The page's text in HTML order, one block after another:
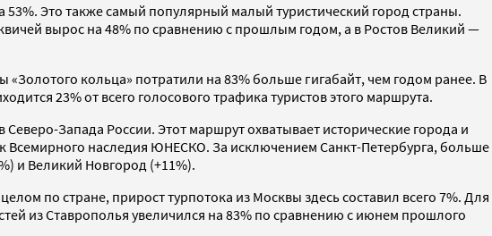
Это также самый популярный малый туристический город страны.
вырос на 48% по сравнению с прошлым годом, а в Ростов Великий —
кольца» потратили на 83% больше гигабайт, чем годом ранее. В
23% от всего голосового трафика туристов этого маршрута.
Запада России. Этот маршрут охватывает исторические города и
Всемирного наследия ЮНЕСКО. За исключением Санкт-Петербурга, больше
и Великий Новгород (+11%).
по стране, прирост турпотока из Москвы здесь составил всего 7%. Для
из Ставрополья увеличился на 83% по сравнению с июнем прошлого